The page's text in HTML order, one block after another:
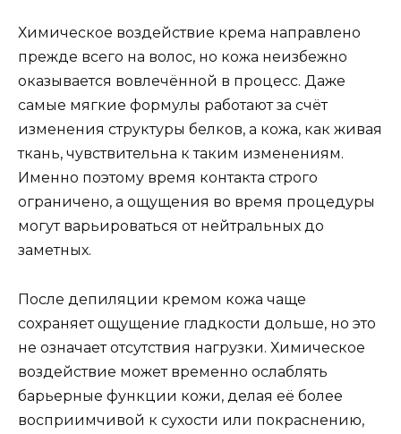
Химическое воздействие крема направлено
прежде всего на волос, но кожа неизбежно
оказывается вовлечённой в процесс. Даже
самые мягкие формулы работают за счёт
изменения структуры белков, а кожа, как живая
ткань, чувствительна к таким изменениям.
Именно поэтому время контакта строго
ограничено, а ощущения во время процедуры
могут варьироваться от нейтральных до
заметных.
После депиляции кремом кожа чаще
сохраняет ощущение гладкости дольше, но это
не означает отсутствия нагрузки. Химическое
воздействие может временно ослаблять
барьерные функции кожи, делая её более
восприимчивой к сухости или покраснению,